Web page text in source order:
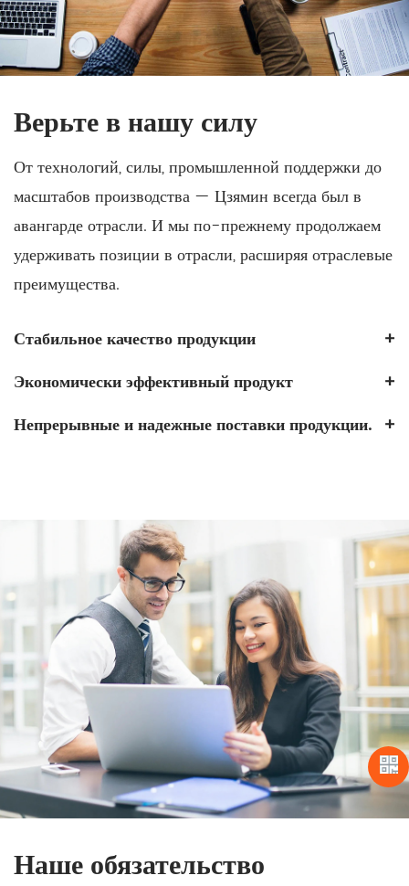
Верьте в нашу силу
От технологий, силы, промышленной поддержки до
масштабов производства — Цзямин всегда был в
авангарде отрасли. И мы по-прежнему продолжаем
удерживать позиции в отрасли, расширяя отраслевые
преимущества.
Стабильное качество продукции
Экономически эффективный продукт
Непрерывные и надежные поставки продукции.
Наше обязательство